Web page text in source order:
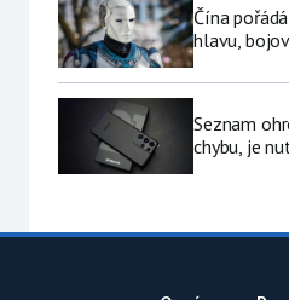
Čína
hlavu,
Seznam
chybu, je